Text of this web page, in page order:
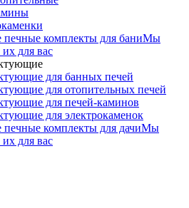
печные комплекты для баниМы
для вас
для банных печей
для отопительных печей
для печей-каминов
для электрокаменок
печные комплекты для дачиМы
для вас